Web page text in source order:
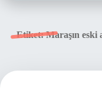
Etiket:Maraşın eski